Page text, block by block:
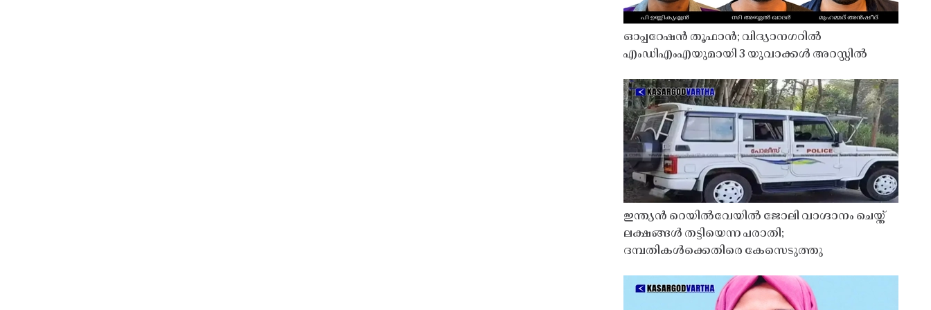
ഓപ്പറേഷൻ തൂഫാൻ; വിദ്യാനഗറിൽ
എംഡിഎംഎയുമായി 3 യുവാക്കൾ അറസ്റ്റിൽ
ഇന്ത്യൻ റെയിൽവേയിൽ ജോലി വാഗ്ദാനം ചെയ്ത്
ലക്ഷങ്ങൾ തട്ടിയെന്ന പരാതി;
ദമ്പതികൾക്കെതിരെ കേസെടുത്തു